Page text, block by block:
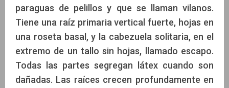
paraguas de pelillos y que se llaman vilanos.
Tiene una raíz primaria vertical fuerte, hojas en
una roseta basal, y la cabezuela solitaria, en el
extremo de un tallo sin hojas, llamado escapo.
Todas las partes segregan látex cuando son
dañadas. Las raíces crecen profundamente en